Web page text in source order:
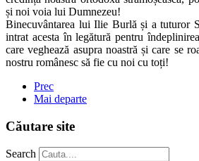
și noi voia lui Dumnezeu!
Binecuvântarea lui Ilie Burlă și a tuturor
intrat acesta în legătură pentru
care veghează asupra noastră și care se
nostru românesc să fie cu noi cu toți!
Prec
Mai departe
Căutare site
Search